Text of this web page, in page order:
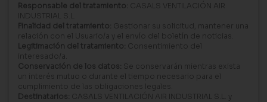
Responsable del tratamiento: CASALS VENTILACIÓN AIR
INDUSTRIAL S.L.
Finalidad del tratamiento: Gestionar su solicitud, mantener una
relación con el Usuario/a y el envío del boletín de noticias.
Legitimación del tratamiento: Consentimiento del
interesado/a.
Conservación de los datos: Se conservarán mientras exista
un interés mutuo o durante el tiempo necesario para el
cumplimiento de las obligaciones legales.
Destinatarios: CASALS VENTILACIÓN AIR INDUSTRIAL S.L. y